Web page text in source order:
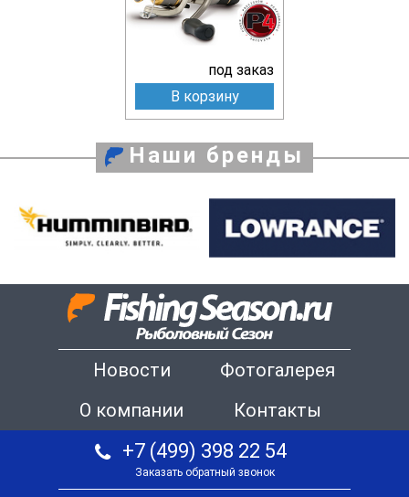
под заказ
В корзину
Наши бренды
Новости
Фотогалерея
О компании
Контакты
+7 (499) 398 22 54
Заказать обратный звонок